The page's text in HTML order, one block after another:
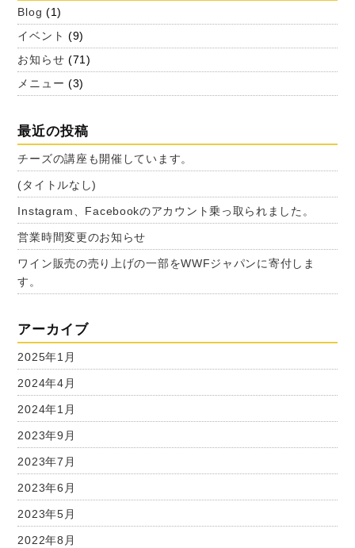
Blog (1)
イベント (9)
お知らせ (71)
メニュー (3)
最近の投稿
チーズの講座も開催しています。
(タイトルなし)
Instagram、Facebookのアカウント乗っ取られました。
営業時間変更のお知らせ
ワイン販売の売り上げの一部をWWFジャパンに寄付しま
す。
アーカイブ
2025年1月
2024年4月
2024年1月
2023年9月
2023年7月
2023年6月
2023年5月
2022年8月